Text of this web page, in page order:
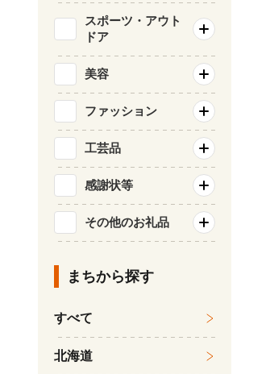
スポーツ・アウト
ドア
美容
ファッション
工芸品
感謝状等
その他のお礼品
まちから探す
すべて
北海道